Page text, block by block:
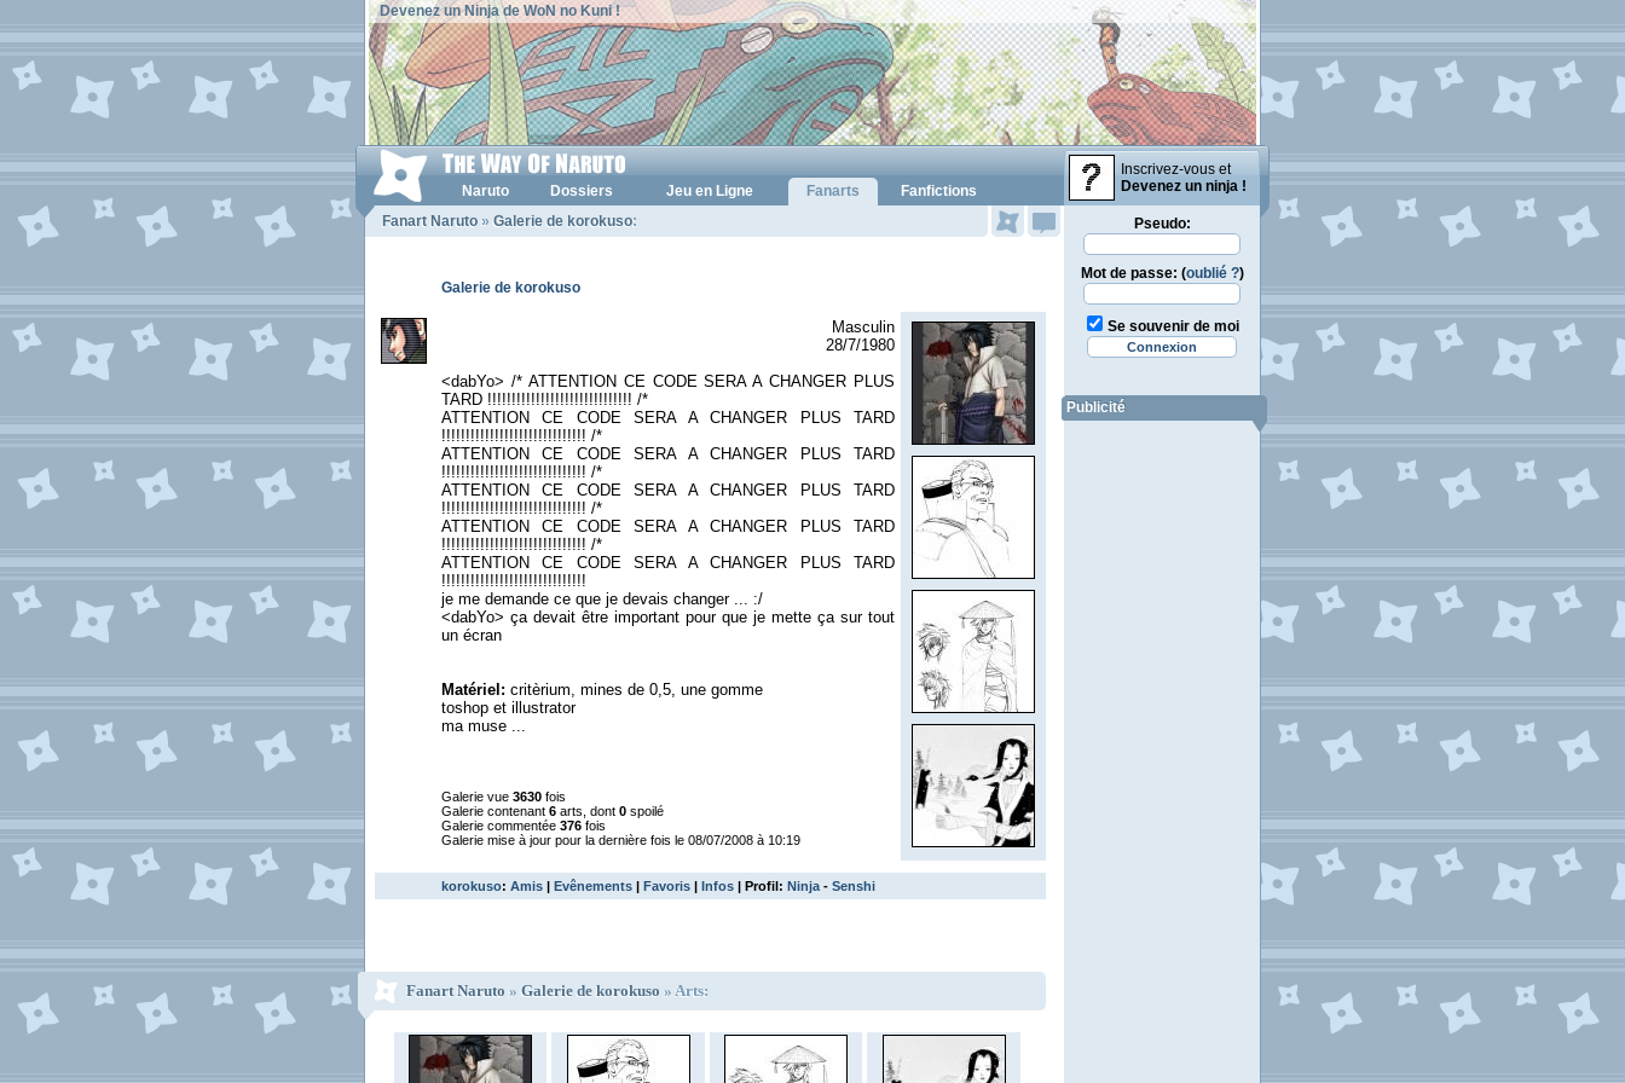
Devenez un Ninja de WoN no Kuni !
Inscrivez-vous et
Devenez un ninja !
Naruto Dossiers Jeu en Ligne Fanarts
Fanfictions
Fanart Naruto » Galerie de korokuso:
Galerie de korokuso
Masculin
28/7/1980
<dabYo> /* ATTENTION CE CODE SERA A CHANGER PLUS
TARD !!!!!!!!!!!!!!!!!!!!!!!!!!!!!! /*
ATTENTION CE CODE SERA A CHANGER PLUS TARD
!!!!!!!!!!!!!!!!!!!!!!!!!!!!!! /*
ATTENTION CE CODE SERA A CHANGER PLUS TARD
!!!!!!!!!!!!!!!!!!!!!!!!!!!!!! /*
ATTENTION CE CODE SERA A CHANGER PLUS TARD
!!!!!!!!!!!!!!!!!!!!!!!!!!!!!! /*
ATTENTION CE CODE SERA A CHANGER PLUS TARD
!!!!!!!!!!!!!!!!!!!!!!!!!!!!!! /*
ATTENTION CE CODE SERA A CHANGER PLUS TARD
!!!!!!!!!!!!!!!!!!!!!!!!!!!!!!
je me demande ce que je devais changer ... :/
<dabYo> ça devait être important pour que je mette ça sur tout
un écran
Matériel: critèrium, mines de 0,5, une gomme
toshop et illustrator
ma muse ...
Galerie vue 3630 fois
Galerie contenant 6 arts, dont 0 spoilé
Galerie commentée 376 fois
Galerie mise à jour pour la dernière fois le 08/07/2008 à 10:19
korokuso: Amis | Evênements | Favoris | Infos | Profil: Ninja - Senshi
Fanart Naruto » Galerie de korokuso » Arts:
Pseudo:
Mot de passe: (oublié ?)
Se souvenir de moi
Publicité